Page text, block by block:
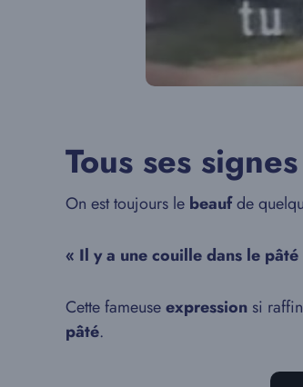
Tous ses
On est toujours le beaufde
« Il y a une couille dans le pâté
Cette fameuseexpression si
pâté.